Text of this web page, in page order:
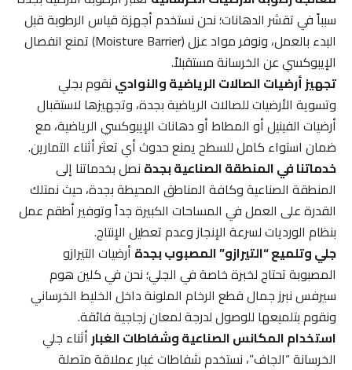
سبباً في تقشر الدهانات؛ نحن نستخدم أجهزة قياس الرطوبة قبل
البدء بالعمل، ونوفر مواد عزل (Moisture Barrier) تمنع انفصال
الإيبوكسي عن الخرسانة مستقبلاً.
تجهيز أرضيات الصالات الرياضية والنوادينقوم بجلي
وتسوية الأرضيات للصالات الرياضية بجدة، وتجهيزها لاستقبال
أرضيات الفينيل أو المطاط أو دهانات الإيبوكسي الرياضية، مع
ضمان استواء كامل للسطح يمنع حدوث أي تعثر أثناء التمارين.
خدماتنا في المنطقة الصناعية بجدةنصل بخدماتنا إلى
المنطقة الصناعية وكافة المناطق المحيطة بجدة، حيث نمتلك
القدرة على العمل في المساحات الكبيرة جداً وتوفير أطقم عمل
بنظام الورديات لسرعة الإنجاز وعدم تعطيل الإنتاج.
جلي وتلميع “التيرازو” المصبوب بجدةأرضيات التيرازو
المصبوبة تحتاج لخبرة خاصة في الجلي؛ نحن في كلين هوم
سيرفس نبرز جمال قطع الرخام الملونة داخل الخليط الخرساني
ونقوم بتلميعها للوصول لدرجة لمعان زجاجية فائقة.
استخدام المكانس الصناعية وشفاطات الغبارأثناء جلي
الخرسانة “الجاف”، نستخدم شفاطات غبار عملاقة متصلة